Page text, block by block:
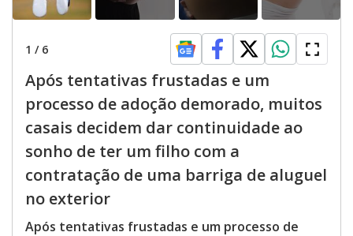
1 / 6
Após tentativas frustadas e um
processo de adoção demorado, muitos
casais decidem dar continuidade ao
sonho de ter um filho com a
contratação de uma barriga de aluguel
no exterior
Após tentativas frustadas e um processo de